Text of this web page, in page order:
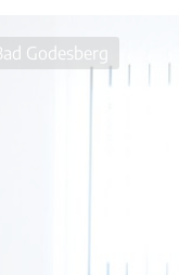
Godesberg